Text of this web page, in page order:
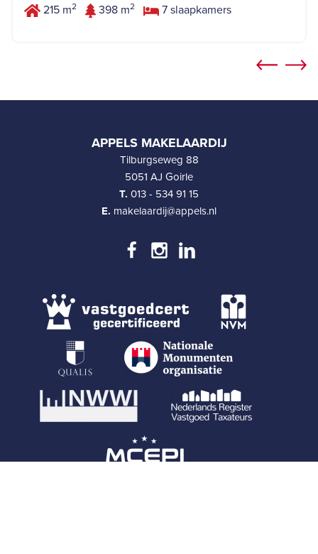
215 m2 398 m2 7 slaapkamers
APPELS MAKELAARDIJ
Tilburgseweg 88
5051 AJ Goirle
T. 013 - 534 91 15
E. makelaardij@appels.nl